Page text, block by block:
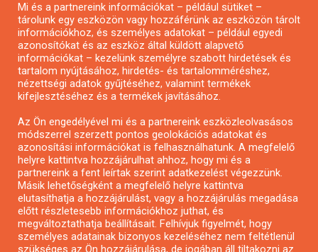
Pályázatírás civil szervezeteknek
Pályázatírás önkormányzatoknak
Pályázatfigyelés
Specifikus pályázatfigyelés vagy hírlevél
Pályázatok magánszemélyeknek
Pályázatok civil szervezeteknek
Pályázatok vállalkozásoknak
Önkormányzati pályázatok
Mezőgazdasági pályázatok
Mi és a partnereink információkat – például sütiket –
tárolunk egy eszközön vagy hozzáférünk az eszközön tárolt
információkhoz, és személyes adatokat – például egyedi
azonosítókat és az eszköz által küldött alapvető
információkat – kezelünk személyre szabott hirdetések és
tartalom nyújtásához, hirdetés- és tartalomméréshez,
nézettségi adatok gyűjtéséhez, valamint termékek
kifejlesztéséhez és a termékek javításához.
Az Ön engedélyével mi és a partnereink eszközleolvasásos
módszerrel szerzett pontos geolokációs adatokat és
azonosítási információkat is felhasználhatunk. A megfelelő
helyre kattintva hozzájárulhat ahhoz, hogy mi és a
partnereink a fent leírtak szerint adatkezelést végezzünk.
Másik lehetőségként a megfelelő helyre kattintva
elutasíthatja a hozzájárulást, vagy a hozzájárulás megadása
előtt részletesebb információkhoz juthat, és
megváltoztathatja beállításait. Felhívjuk figyelmét, hogy
személyes adatainak bizonyos kezeléséhez nem feltétlenül
szükséges az Ön hozzájárulása, de jogában áll tiltakozni az